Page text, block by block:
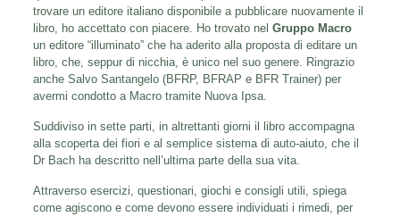
trovare un editore italiano disponibile a pubblicare nuovamente il
libro, ho accettato con piacere. Ho trovato nel Gruppo Macro
un editore “illuminato” che ha aderito alla proposta di editare un
libro, che, seppur di nicchia, è unico nel suo genere. Ringrazio
anche Salvo Santangelo (BFRP, BFRAP e BFR Trainer) per
avermi condotto a Macro tramite Nuova Ipsa.
Suddiviso in sette parti, in altrettanti giorni il libro accompagna
alla scoperta dei fiori e al semplice sistema di auto-aiuto, che il
Dr Bach ha descritto nell’ultima parte della sua vita.
Attraverso esercizi, questionari, giochi e consigli utili, spiega
come agiscono e come devono essere individuati i rimedi, per